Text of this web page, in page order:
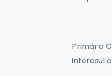
Primăria
interesul